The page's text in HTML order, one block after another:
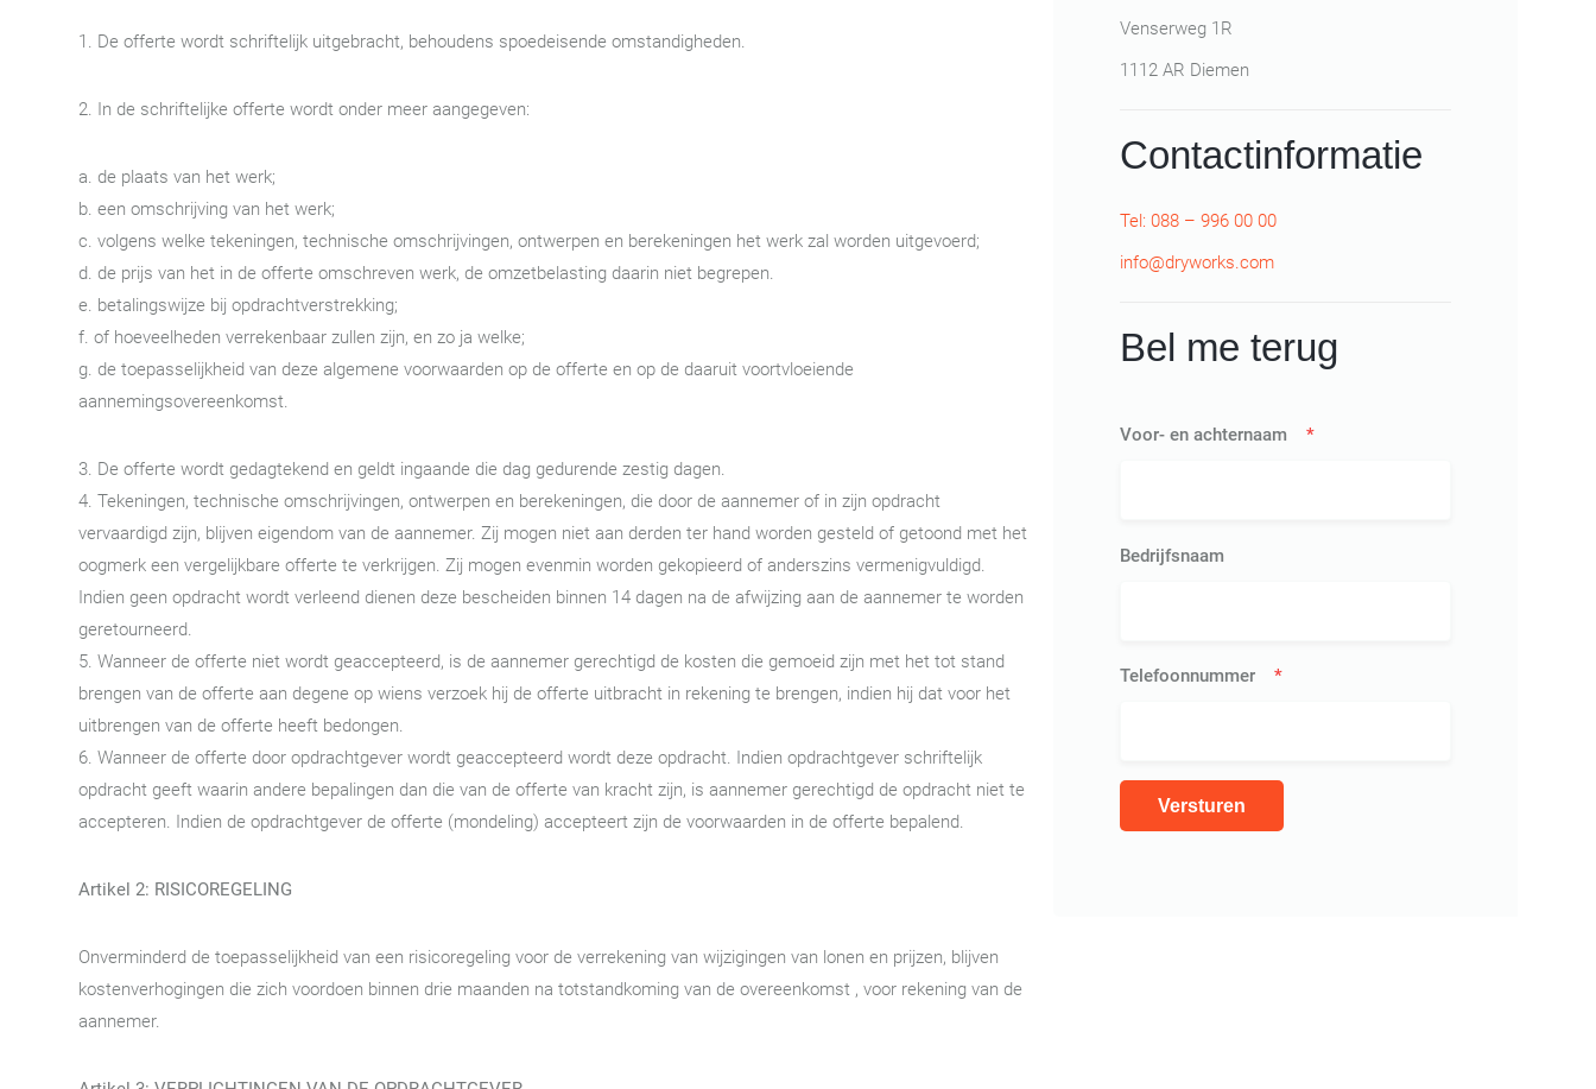
1. De offerte wordt schriftelijk uitgebracht, behoudens spoedeisende omstandigheden.
2. In de schriftelijke offerte wordt onder meer aangegeven:
a. de plaats van het werk;
b. een omschrijving van het werk;
c. volgens welke tekeningen, technische omschrijvingen, ontwerpen en berekeningen het werk zal worden uitgevoerd;
d. de prijs van het in de offerte omschreven werk, de omzetbelasting daarin niet begrepen.
e. betalingswijze bij opdrachtverstrekking;
f. of hoeveelheden verrekenbaar zullen zijn, en zo ja welke;
g. de toepasselijkheid van deze algemene voorwaarden op de offerte en op de daaruit voortvloeiende
aannemingsovereenkomst.
3. De offerte wordt gedagtekend en geldt ingaande die dag gedurende zestig dagen.
4. Tekeningen, technische omschrijvingen, ontwerpen en berekeningen, die door de aannemer of in zijn opdracht
vervaardigd zijn, blijven eigendom van de aannemer. Zij mogen niet aan derden ter hand worden gesteld of getoond met het
oogmerk een vergelijkbare offerte te verkrijgen. Zij mogen evenmin worden gekopieerd of anderszins vermenigvuldigd.
Indien geen opdracht wordt verleend dienen deze bescheiden binnen 14 dagen na de afwijzing aan de aannemer te worden
geretourneerd.
5. Wanneer de offerte niet wordt geaccepteerd, is de aannemer gerechtigd de kosten die gemoeid zijn met het tot stand
brengen van de offerte aan degene op wiens verzoek hij de offerte uitbracht in rekening te brengen, indien hij dat voor het
uitbrengen van de offerte heeft bedongen.
6. Wanneer de offerte door opdrachtgever wordt geaccepteerd wordt deze opdracht. Indien opdrachtgever schriftelijk
opdracht geeft waarin andere bepalingen dan die van de offerte van kracht zijn, is aannemer gerechtigd de opdracht niet te
accepteren. Indien de opdrachtgever de offerte (mondeling) accepteert zijn de voorwaarden in de offerte bepalend.
Artikel 2: RISICOREGELING
Onverminderd de toepasselijkheid van een risicoregeling voor de verrekening van wijzigingen van lonen en prijzen, blijven
kostenverhogingen die zich voordoen binnen drie maanden na totstandkoming van de overeenkomst , voor rekening van de
aannemer.
Venserweg 1R
1112 AR Diemen
Contactinformatie
Tel: 088 – 996 00 00
info@dryworks.com
Bel me terug
Voor- en achternaam *
Bedrijfsnaam
Telefoonnummer *